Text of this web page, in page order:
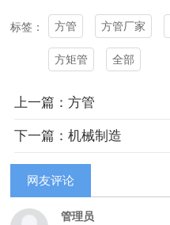
标签： 方管 方管厂家
方矩管 全部
上一篇：方管
下一篇：机械制造
网友评论
管理员